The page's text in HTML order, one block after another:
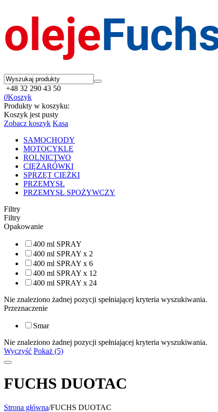
+48 32 290 43 50
0Koszyk
Produkty w koszyku:
Koszyk jest pusty
Zobacz koszyk Kasa
SAMOCHODY
MOTOCYKLE
ROLNICTWO
CIĘŻARÓWKI
SPRZĘT CIEŻKI
PRZEMYSŁ
PRZEMYSŁ SPOŻYWCZY
Filtry
Filtry
Opakowanie
400 ml SPRAY
400 ml SPRAY x 2
400 ml SPRAY x 6
400 ml SPRAY x 12
400 ml SPRAY x 24
Nie znaleziono żadnej pozycji spełniającej kryteria wyszukiwania.
Przeznaczenie
Smar
Nie znaleziono żadnej pozycji spełniającej kryteria wyszukiwania.
Wyczyść Pokaż (5)
FUCHS DUOTAC
Strona główna/FUCHS DUOTAC